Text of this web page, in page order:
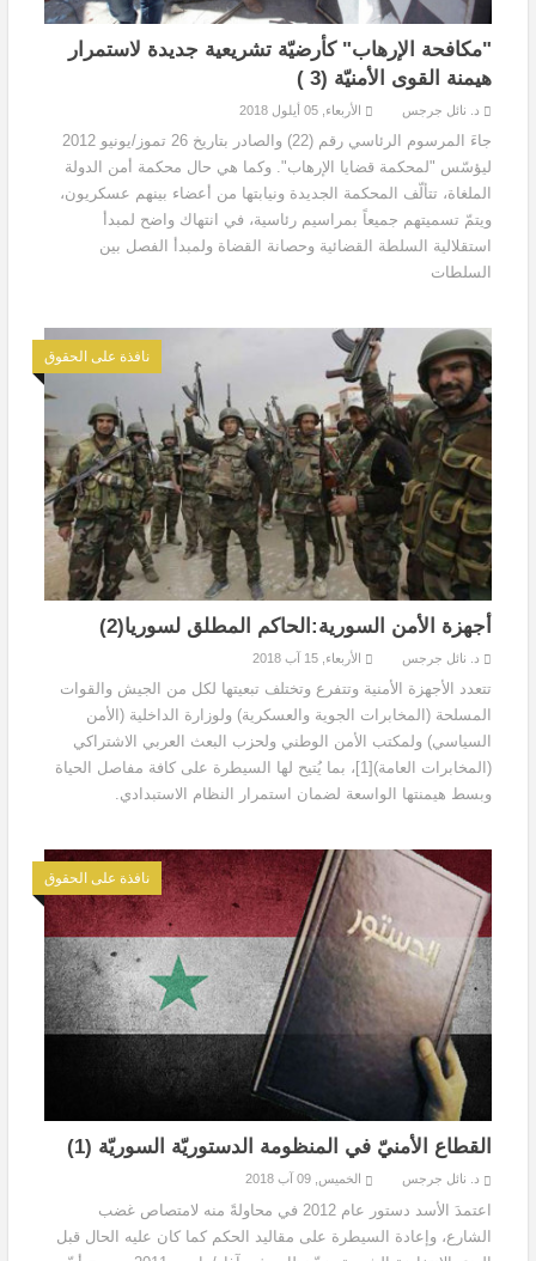
"مكافحة الإرهاب" كأرضيّة تشريعية جديدة لاستمرار
هيمنة القوى الأمنيّة (3 )
د. نائل جرجس الأربعاء, 05 أيلول 2018
جاءَ المرسوم الرئاسي رقم (22) والصادر بتاريخ 26 تموز/يونيو 2012
ليؤسّس "لمحكمة قضايا الإرهاب". وكما هي حال محكمة أمن الدولة
الملغاة، تتألّف المحكمة الجديدة ونيابتها من أعضاء بينهم عسكريون،
ويتمّ تسميتهم جميعاً بمراسيم رئاسية، في انتهاك واضح لمبدأ
استقلالية السلطة القضائية وحصانة القضاة ولمبدأ الفصل بين
السلطات
نافذة على الحقوق
أجهزة الأمن السورية:الحاكم المطلق لسوريا(2)
د. نائل جرجس الأربعاء, 15 آب 2018
تتعدد الأجهزة الأمنية وتتفرع وتختلف تبعيتها لكل من الجيش والقوات
المسلحة (المخابرات الجوية والعسكرية) ولوزارة الداخلية (الأمن
السياسي) ولمكتب الأمن الوطني ولحزب البعث العربي الاشتراكي
(المخابرات العامة)[1]، بما يُتيح لها السيطرة على كافة مفاصل الحياة
وبسط هيمنتها الواسعة لضمان استمرار النظام الاستبدادي.
نافذة على الحقوق
القطاع الأمنيّ في المنظومة الدستوريّة السوريّة (1)
د. نائل جرجس الخميس, 09 آب 2018
اعتمدَ الأسد دستور عام 2012 في محاولةً منه لامتصاص غضب
الشارع، وإعادة السيطرة على مقاليد الحكم كما كان عليه الحال قبل